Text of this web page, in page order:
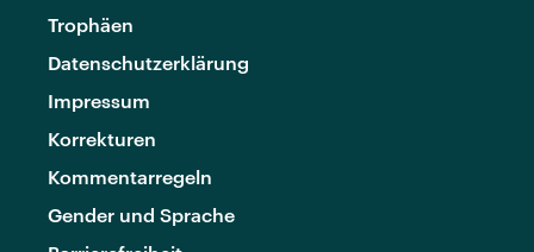
Trophäen
Datenschutzerklärung
Impressum
Korrekturen
Kommentarregeln
Gender und Sprache